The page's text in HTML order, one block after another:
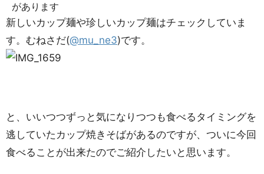
があります
新しいカップ麺や珍しいカップ麺はチェックしていま
す。むねさだ(@mu_ne3)です。
と、いいつつずっと気になりつつも食べるタイミングを
逃していたカップ焼きそばがあるのですが、ついに今回
食べることが出来たのでご紹介したいと思います。